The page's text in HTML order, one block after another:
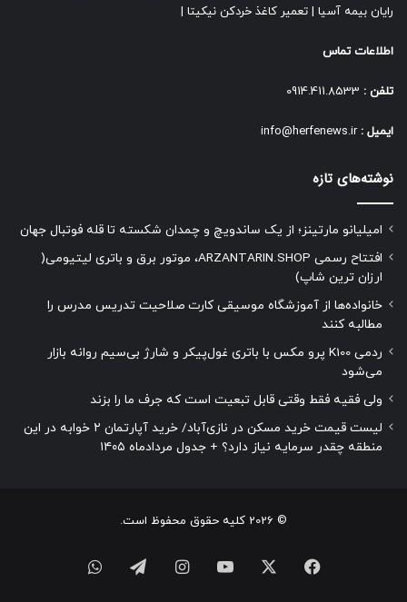
رایان بیمه آسیا
تعمیر کاغذ خردکن نیکیتا
اطلاعات تماس
تلفن :
ایمیل : info@herfenews.ir
نوشته‌های تازه
امیلیانو مارتینز؛ از یک ساندویچ و چمدان شکسته تا قله فوتبال جهان
افتتاح رسمی ARZANTARIN.SHOP، موتور برق و باتری لیتیومی(
ارزان ترین شاپ)
خانواده‌ها از آموزشگاه موسیقی کارت صلاحیت تدریس مدرس را
مطالبه کنند
ردمی K100 پرو مکس با باتری غول‌پیکر و شارژ بی‌سیم روانه بازار
می‌شود
ولی فقیه فقط وقتی قابل تبعیت است که جرف ما را بزند
لیست قیمت خرید مسکن در نازی‌آباد/ خرید آپارتمان ۲ خوابه در این
منطقه چقدر سرمایه نیاز دارد؟ + جدول مردادماه ۱۴۰۵
© 2026 کلیه حقوق محفوظ است.
فیسبوک ایکس یوتیوب اینستاگرامتلگرام